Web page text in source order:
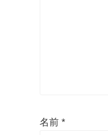
名前 *